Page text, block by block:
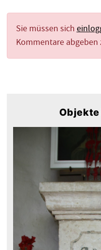
Sie müssen sich
Kommentare abgeben
Objekte